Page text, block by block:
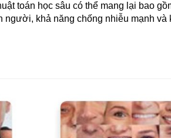
toán học sâu có thể mang lại bao
người, khả năng chống nhiễu mạnh